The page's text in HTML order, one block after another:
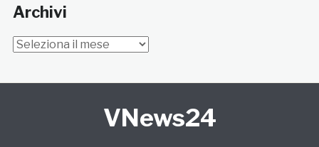
Archivi
Archivi
VNews24